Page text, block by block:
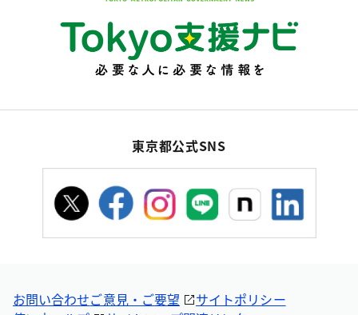
東京都公式SNS
お問い合わせご意見・ご要望
サイトポリシー